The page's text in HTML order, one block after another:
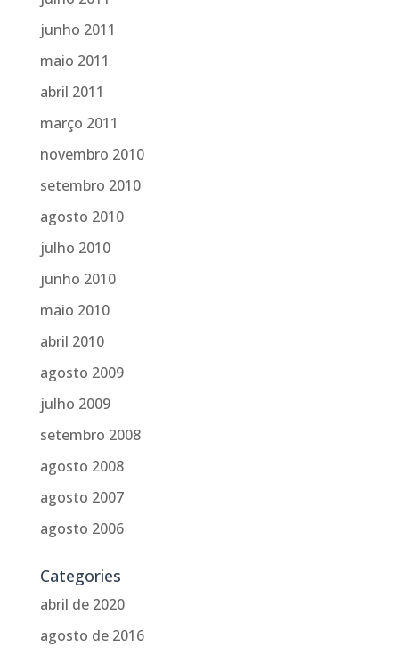
junho 2011
maio 2011
abril 2011
março 2011
novembro 2010
setembro 2010
agosto 2010
julho 2010
junho 2010
maio 2010
abril 2010
agosto 2009
julho 2009
setembro 2008
agosto 2008
agosto 2007
agosto 2006
Categories
abril de 2020
agosto de 2016